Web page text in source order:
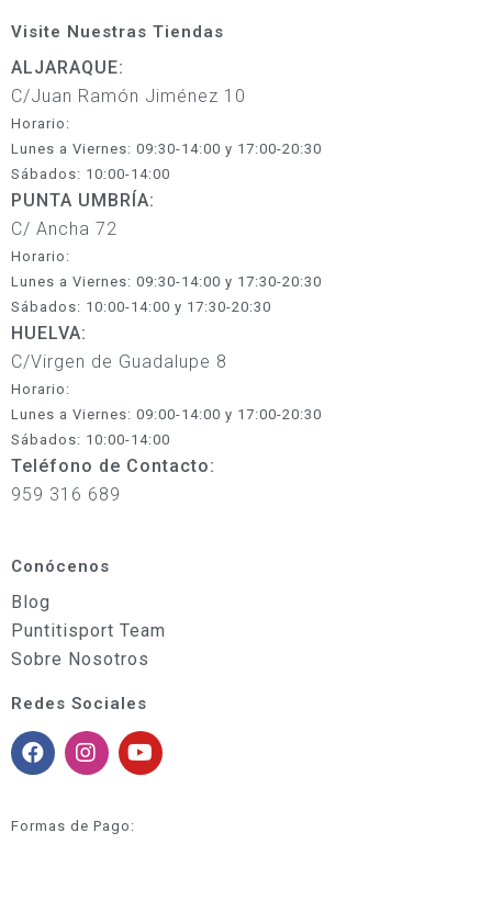
Visite Nuestras Tiendas
ALJARAQUE:
C/Juan Ramón Jiménez 10
Horario:
Lunes a Viernes: 09:30-14:00 y 17:00-20:30
Sábados: 10:00-14:00
PUNTA UMBRÍA:
C/ Ancha 72
Horario:
Lunes a Viernes: 09:30-14:00 y 17:30-20:30
Sábados: 10:00-14:00 y 17:30-20:30
HUELVA:
C/Virgen de Guadalupe 8
Horario:
Lunes a Viernes: 09:00-14:00 y 17:00-20:30
Sábados: 10:00-14:00
Teléfono de Contacto:
959 316 689
Conócenos
Blog
Puntitisport Team
Sobre Nosotros
Redes Sociales
Formas de Pago: